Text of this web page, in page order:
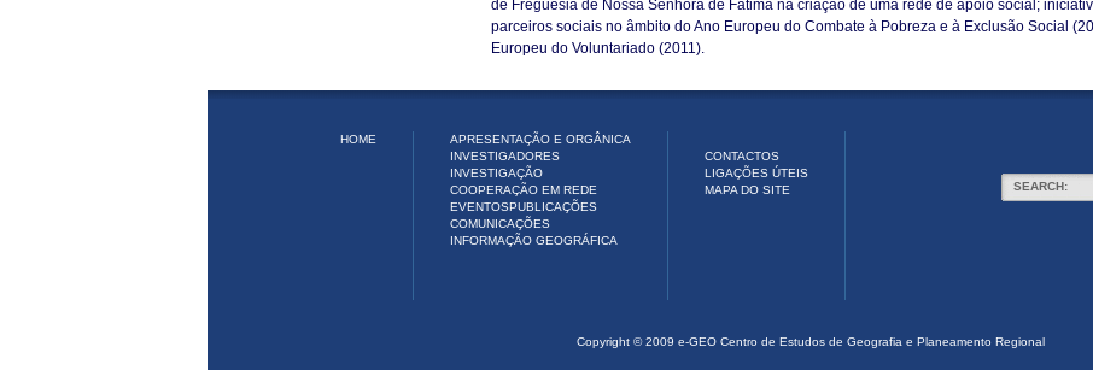
de Freguesia de Nossa Senhora de Fátima na criação de uma rede de apoio social;
parceiros sociais no âmbito do Ano Europeu do Combate à Pobreza e à Exclusão Social
Europeu do Voluntariado (2011).
HOME
APRESENTAÇÃO E ORGÂNICA
INVESTIGADORES
INVESTIGAÇÃO
COOPERAÇÃO EM REDE
EVENTOSPUBLICAÇÕES
COMUNICAÇÕES
INFORMAÇÃO GEOGRÁFICA
CONTACTOS
LIGAÇÕES ÚTEIS
MAPA DO SITE
SEARCH:
Copyright © 2009 e-GEO Centro de Estudos de Geografia e Planeamento Regional